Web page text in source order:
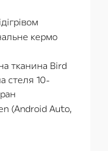
кермо
тканина Bird
стеля 10-
(Android Auto,